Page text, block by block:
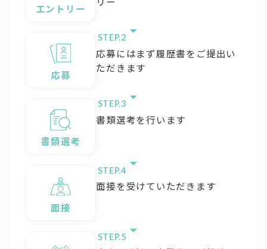
エントリー
応募
STEP.
応募にはまず履歴書をご提出い
ただきます
書類選考
STEP.
書類選考を行います
面接
STEP.
面接を受けていただきます
STEP.